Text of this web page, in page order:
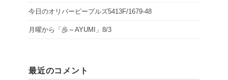
今日のオリバーピープルズ5413F/1679-48
月曜から「歩～AYUMI」8/3
最近のコメント